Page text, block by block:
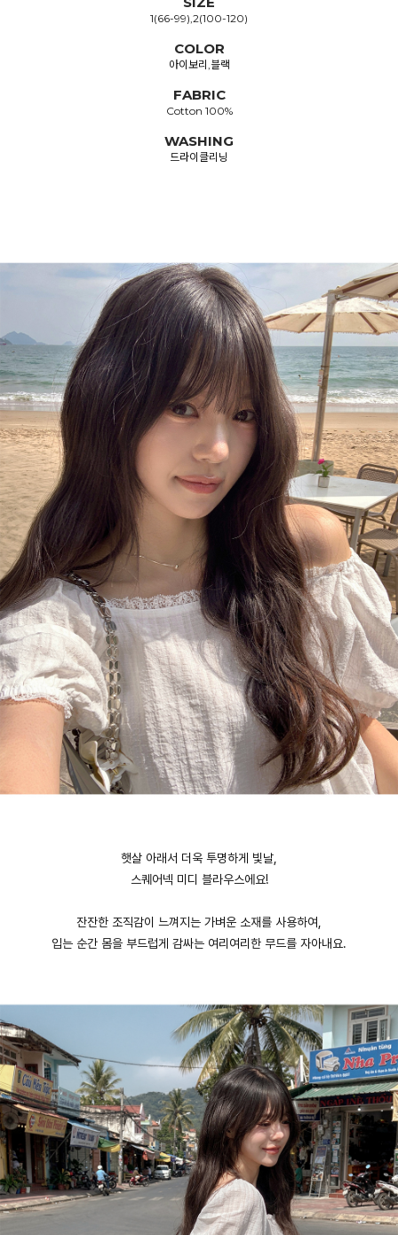
1(66-99),2(100-120)
COLOR
아이보리,블랙
FABRIC
Cotton 100%
WASHING
드라이클리닝
햇살 아래서 더욱 투명하게 빛날,
스퀘어넥 미디 블라우스에요!
잔잔한 조직감이 느껴지는 가벼운 소재를 사용하여,
입는 순간 몸을 부드럽게 감싸는 여리여리한 무드를 자아내요.